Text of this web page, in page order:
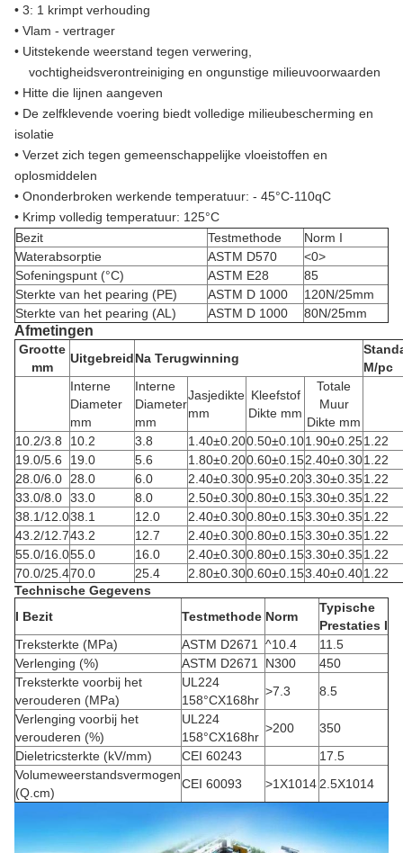
• 3: 1 krimpt verhouding
• Vlam - vertrager
• Uitstekende weerstand tegen verwering,
vochtigheidsverontreiniging en ongunstige milieuvoorwaarden
• Hitte die lijnen aangeven
• De zelfklevende voering biedt volledige milieubescherming en
isolatie
• Verzet zich tegen gemeenschappelijke vloeistoffen en
oplosmiddelen
• Ononderbroken werkende temperatuur: - 45°C-110qC
• Krimp volledig temperatuur: 125°C
Bezit
Testmethode
Norm I
Waterabsorptie
ASTM D570
<0>
Sofeningspunt (°C)
ASTM E28
85
Sterkte van het pearing (PE)
ASTM D 1000
120N/25mm
Sterkte van het pearing (AL)
ASTM D 1000 80N/25mm
Afmetingen
Grootte
mm
UitgebreidNa Terugwinning
M/pc
Interne
Diameter
mm
Interne
Diameter
mm
Jasjedikte
mm
Kleefstof
Dikte mm
Totale
Muur
Dikte mm
10.2/3.8
10.2 3.8 1.40±0.200.50±0.101.90±0.251.22
19.0/5.6
19.0 5.6 1.80±0.200.60±0.152.40±0.301.22
28.0/6.0
28.0 6.0 2.40±0.300.95±0.203.30±0.351.22
33.0/8.0 33.0 8.0 2.50±0.300.80±0.153.30±0.351.22
38.1/12.038.1 12.0 2.40±0.300.80±0.153.30±0.351.22
43.2/12.743.2 12.7 2.40±0.300.80±0.153.30±0.351.22
55.0/16.055.0 16.0 2.40±0.300.80±0.153.30±0.351.22
70.0/25.470.0 25.4 2.80±0.300.60±0.153.40±0.401.22
Technische Gegevens
I Bezit
Testmethode Norm
Typische
Prestaties I
Treksterkte (MPa)
ASTM D2671 ^10.4
11.5
Verlenging (%)
ASTM D2671 N300
450
Treksterkte voorbij het
verouderen (MPa)
UL224
158°CX168hr
>7.3
8.5
Verlenging voorbij het
verouderen (%)
UL224
158°CX168hr
>200
350
Dieletricsterkte (kV/mm)
CEI 60243
17.5
Volumeweerstandsvermogen
(Q.cm)
CEI 60093 >1X1014 2.5X1014